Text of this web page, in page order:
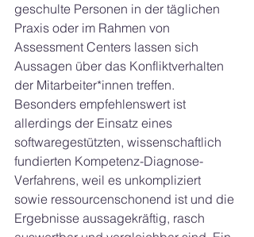
geschulte Personen in der täglichen
Praxis oder im Rahmen von
Assessment Centers lassen sich
Aussagen über das Konfliktverhalten
der Mitarbeiter*innen treffen.
Besonders empfehlenswert ist
allerdings der Einsatz eines
softwaregestützten, wissenschaftlich
fundierten Kompetenz-Diagnose-
Verfahrens, weil es unkompliziert
sowie ressourcenschonend ist und die
Ergebnisse aussagekräftig, rasch